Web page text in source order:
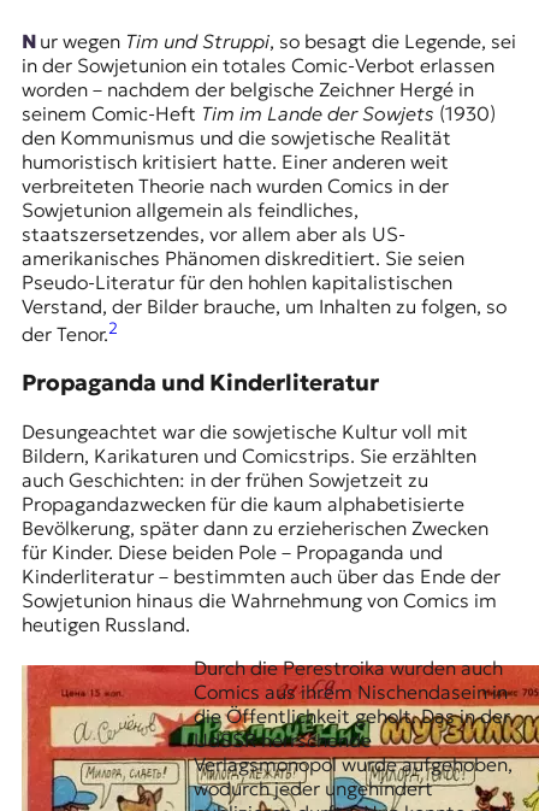
W
s
s
e
n
,
J
o
u
r
n
s
m
u
s
u
n
d
M
e
d
e
k
Nur wegen Tim und Struppi, so besagt die Legende, sei
in der Sowjetunion ein totales Comic-Verbot erlassen
worden – nachdem der belgische Zeichner Hergé in
seinem Comic-Heft Tim im Lande der Sowjets (1930)
den Kommunismus und die sowjetische Realität
humoristisch kritisiert hatte. Einer anderen weit
verbreiteten Theorie nach wurden Comics in der
Sowjetunion allgemein als feindliches,
staatszersetzendes, vor allem aber als US-
amerikanisches Phänomen diskreditiert. Sie seien
Pseudo-Literatur für den hohlen kapitalistischen
Verstand, der Bilder brauche, um Inhalten zu folgen, so
der Tenor.2
Propaganda und Kinderliteratur
Desungeachtet war die sowjetische Kultur voll mit
Bildern, Karikaturen und Comicstrips. Sie erzählten
auch Geschichten: in der frühen Sowjetzeit zu
Propagandazwecken für die kaum alphabetisierte
Bevölkerung, später dann zu erzieherischen Zwecken
für Kinder. Diese beiden Pole – Propaganda und
Kinderliteratur – bestimmten auch über das Ende der
Sowjetunion hinaus die Wahrnehmung von Comics im
heutigen Russland.
Durch die Perestroika wurden auch
Comics aus ihrem Nischendasein in
die Öffentlichkeit geholt. Das in der
UdSSR herrschende
Verlagsmonopol wurde aufgehoben,
wodurch jeder ungehindert